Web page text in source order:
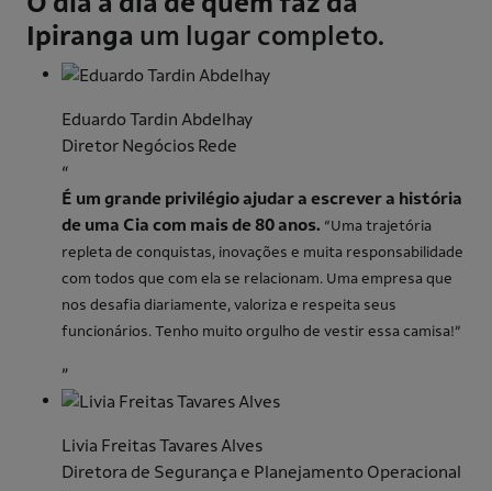
Ipiranga um lugar completo.
Eduardo Tardin Abdelhay
Diretor Negócios Rede
“
É um grande privilégio ajudar a escrever a história
de uma Cia com mais de 80 anos. “Uma trajetória
repleta de conquistas, inovações e muita responsabilidade
com todos que com ela se relacionam. Uma empresa que
nos desafia diariamente, valoriza e respeita seus
funcionários. Tenho muito orgulho de vestir essa camisa!”
”
Livia Freitas Tavares Alves
Diretora de Segurança e Planejamento Operacional